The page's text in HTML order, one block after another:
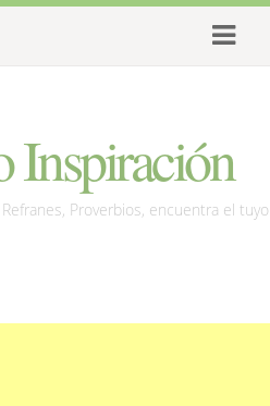
Inspiración
Proverbios, encuentra el tuyo